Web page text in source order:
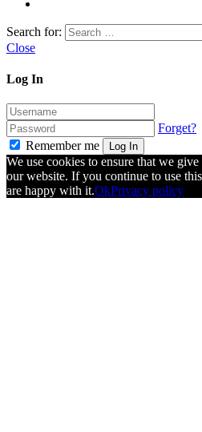
Search for:
Close
Log In
Forget?
Remember me
Log In
We use cookies to ensure that we
our website. If you continue to use
are happy with it.OkPrivacy policy